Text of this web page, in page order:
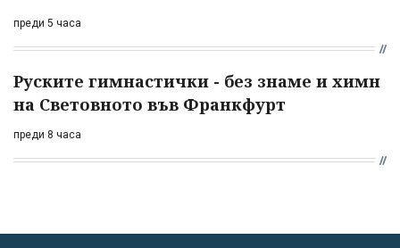
преди 5 часа
Руските гимнастички - без знаме и химн
на Световното във Франкфурт
преди 8 часа